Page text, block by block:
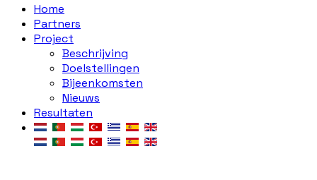
Home
Partners
Project
Beschrijving
Doelstellingen
Bijeenkomsten
Nieuws
Resultaten